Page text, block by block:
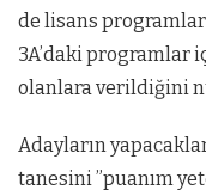
de lisans
3A’daki programlar
olanlara verildiğini
Adayların
tanesini ”puanım